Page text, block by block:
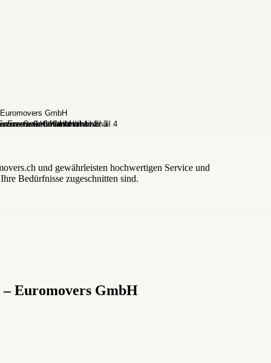
und gewährleisten hochwertigen Service und
Bedürfnisse zugeschnitten sind.
Euromovers GmbH